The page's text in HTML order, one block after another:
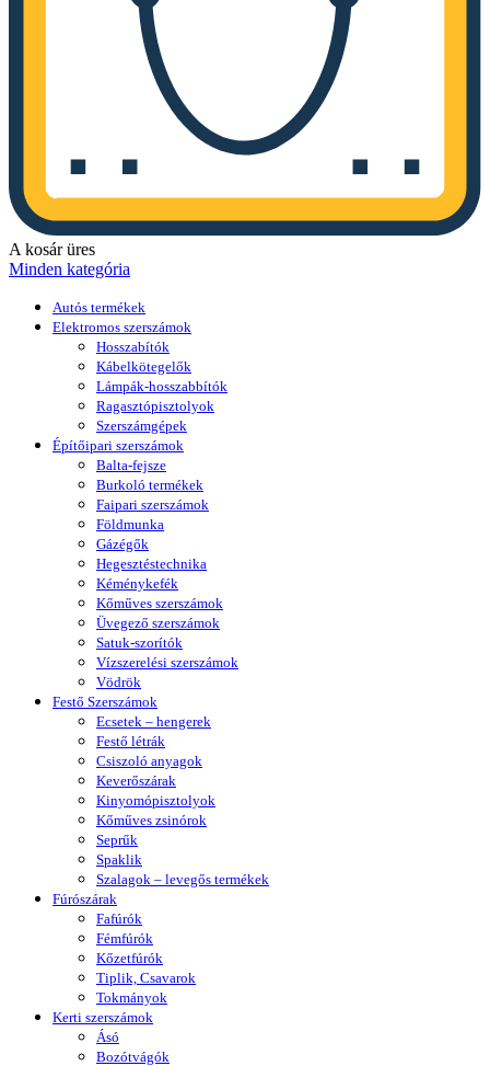
A kosár üres
Minden kategória
Autós termékek
Elektromos szerszámok
Hosszabítók
Kábelkötegelők
Lámpák-hosszabbítók
Ragasztópisztolyok
Szerszámgépek
Építőipari szerszámok
Balta-fejsze
Burkoló termékek
Faipari szerszámok
Földmunka
Gázégők
Hegesztéstechnika
Kéménykefék
Kőműves szerszámok
Üvegező szerszámok
Satuk-szorítók
Vízszerelési szerszámok
Vödrök
Festő Szerszámok
Ecsetek – hengerek
Festő létrák
Csiszoló anyagok
Keverőszárak
Kinyomópisztolyok
Kőműves zsinórok
Seprűk
Spaklik
Szalagok – levegős termékek
Fúrószárak
Fafúrók
Fémfúrók
Kőzetfúrók
Tiplik, Csavarok
Tokmányok
Kerti szerszámok
Ásó
Bozótvágók